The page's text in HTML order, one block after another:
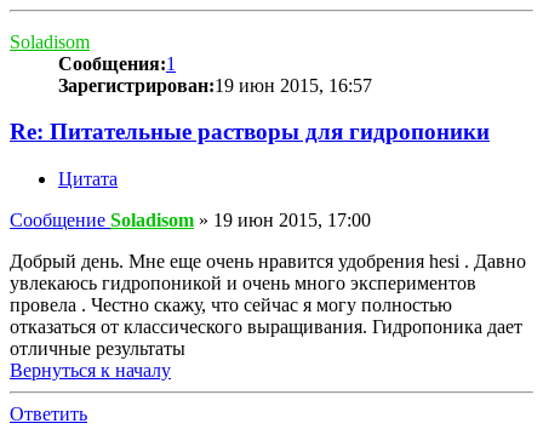
Soladisom
Сообщения:1
Зарегистрирован:19 июн 2015, 16:57
Re: Питательные растворы для гидропоники
Цитата
Сообщение Soladisom » 19 июн 2015, 17:00
Добрый день. Мне еще очень нравится удобрения hesi . Давно
увлекаюсь гидропоникой и очень много экспериментов
провела . Честно скажу, что сейчас я могу полностью
отказаться от классического выращивания. Гидропоника дает
отличные результаты
Вернуться к началу
Ответить